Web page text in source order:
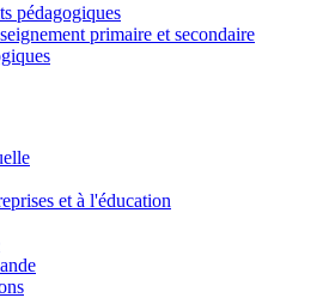
pédagogiques
primaire et secondaire
et à l'éducation